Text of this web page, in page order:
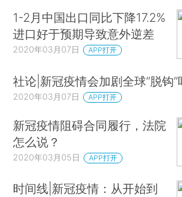
1-2月中国出口同比下降17.2%
进口好于预期导致意外逆差
2020年03月07日 APP打开
社论|新冠疫情会加剧全球“脱钩”
2020年03月07日 APP打开
新冠疫情阻碍合同履行，法院
怎么说？
2020年03月05日 APP打开
时间线|新冠疫情：从开始到